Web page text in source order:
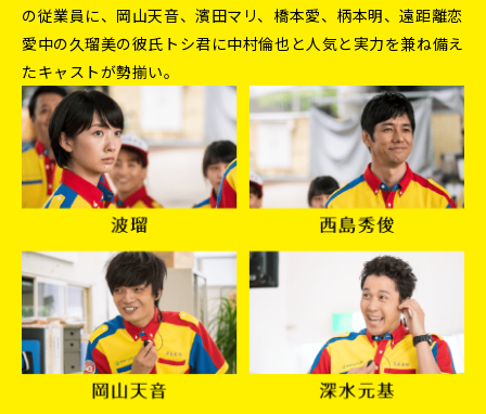
の従業員に、岡山天音、濱田マリ、橋本愛、柄本明、遠距離恋
愛中の久瑠美の彼氏トシ君に中村倫也と人気と実力を兼ね備え
たキャストが勢揃い。